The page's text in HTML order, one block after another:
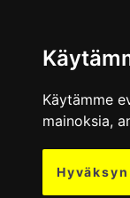
Käytämme
mainoksia,
Hyväksyn